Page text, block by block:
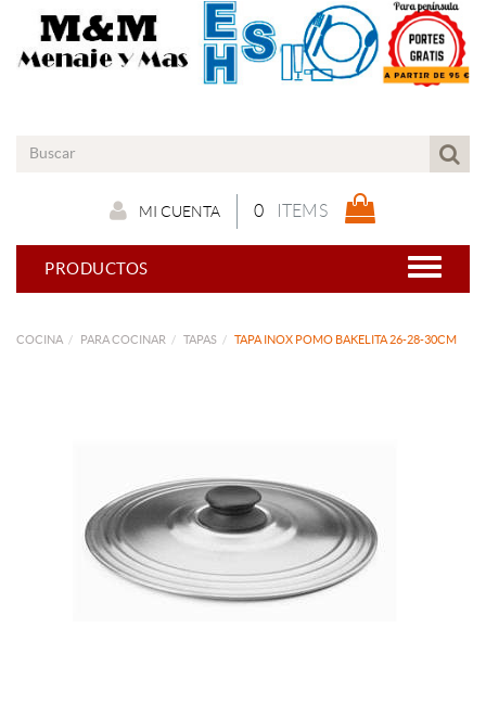
0 ITEMS
MI CUENTA
PRODUCTOS
COCINA PARA COCINAR TAPAS TAPA INOX POMO BAKELITA 26-28-30CM